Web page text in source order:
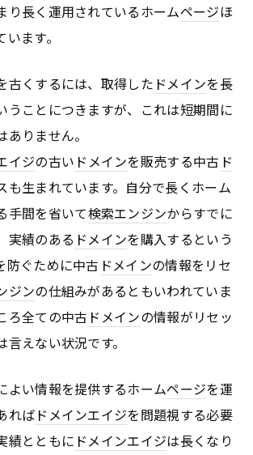
り長く運用されているホームページほ
ます。
古くするには、取得した ドメインを長
うことにつきますが、これは短期間に
りません。
イジの古い ドメインを販売する中古 ド
も生まれています。自分で長くホーム
手間を省いて検索エンジンからすでに
実績のある ドメインを購入するという
防ぐために中古 ドメインの情報をリセ
ジンの仕組みがあるともいわれていま
ろ全ての中古 ドメインの情報がリセッ
言えない状況です。
よい情報を提供するホームページを運
ればドメインエイジを問題視する必要
績とともに ドメインエイジは長くなり